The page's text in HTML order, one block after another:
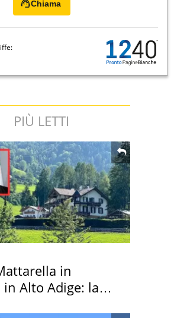
Chiama
PIÙ LETTI
in
in Alto Adige: la